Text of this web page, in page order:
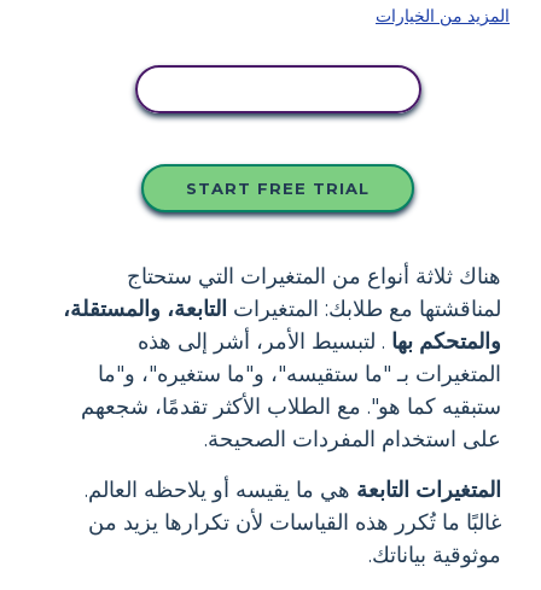
المزيد من الخيارات
START FREE TRIAL
هناك ثلاثة أنواع من المتغيرات التي ستحتاج
لمناقشتها مع طلابك: المتغيرات التابعة، والمستقلة،
والمتحكم بها . لتبسيط الأمر، أشر إلى هذه
المتغيرات بـ "ما ستقيسه"، و"ما ستغيره"، و"ما
ستبقيه كما هو". مع الطلاب الأكثر تقدمًا، شجعهم
على استخدام المفردات الصحيحة.
المتغيرات التابعة هي ما يقيسه أو يلاحظه العالم.
غالبًا ما تُكرر هذه القياسات لأن تكرارها يزيد من
موثوقية بياناتك.